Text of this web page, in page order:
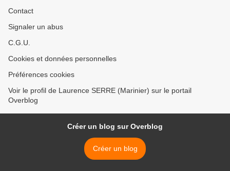
Contact
Signaler un abus
C.G.U.
Cookies et données personnelles
Préférences cookies
Voir le profil de Laurence SERRE (Marinier) sur le portail
Overblog
Créer un blog sur Overblog
Créer un blog